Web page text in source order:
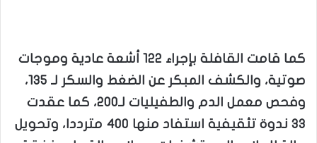
كما قامت القافلة بإجراء 122 أشعة عادية وموجات
صوتية، والكشف المبكر عن الضغط والسكر لـ 135،
وفحص معمل الدم والطفيليات لـ200، كما عقدت
33 ندوة تثقيفية استفاد منها 400 مترددا، وتحويل